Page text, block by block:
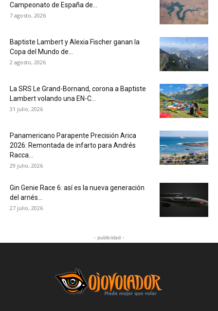
Campeonato de España de...
7 agosto, 2026
Baptiste Lambert y Alexia Fischer ganan la
Copa del Mundo de...
2 agosto, 2026
La SRS Le Grand-Bornand, corona a Baptiste
Lambert volando una EN-C...
31 julio, 2026
Panamericano Parapente Precisión Arica
2026: Remontada de infarto para Andrés
Racca...
29 julio, 2026
Gin Genie Race 6: así es la nueva generación
del arnés...
27 julio, 2026
- publicidad -